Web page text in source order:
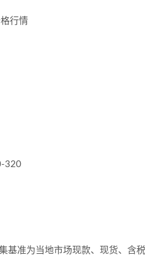
行情
320
基准为当地市场现款、现货、含